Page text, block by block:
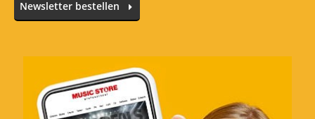
Newsletter bestellen